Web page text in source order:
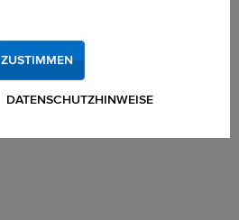
DATENSCHUTZHINWEISE
ZUSTIMMEN